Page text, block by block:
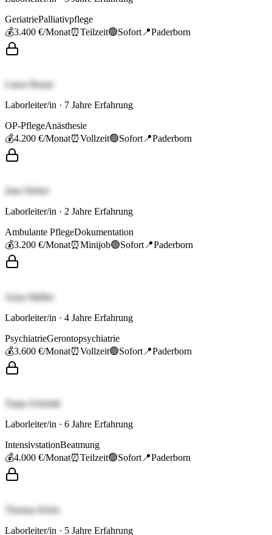
GeriatriePalliativpflege
💰3.400 €/Monat⏰Teilzeit🟢Sofort 📍Paderborn
Laura Braun
Laborleiter/in · 7 Jahre Erfahrung
OP-PflegeAnästhesie
💰4.200 €/Monat⏰Vollzeit🟢Sofort 📍Paderborn
Jana Weber
Laborleiter/in · 2 Jahre Erfahrung
Ambulante PflegeDokumentation
💰3.200 €/Monat⏰Minijob🟢Sofort 📍Paderborn
Anna Müller
Laborleiter/in · 4 Jahre Erfahrung
PsychiatrieGerontopsychiatrie
💰3.600 €/Monat⏰Vollzeit🟢Sofort 📍Paderborn
Tanja Schmidt
Laborleiter/in · 6 Jahre Erfahrung
IntensivstationBeatmung
💰4.000 €/Monat⏰Teilzeit🟢Sofort 📍Paderborn
Thomas Klein
Laborleiter/in · 5 Jahre Erfahrung